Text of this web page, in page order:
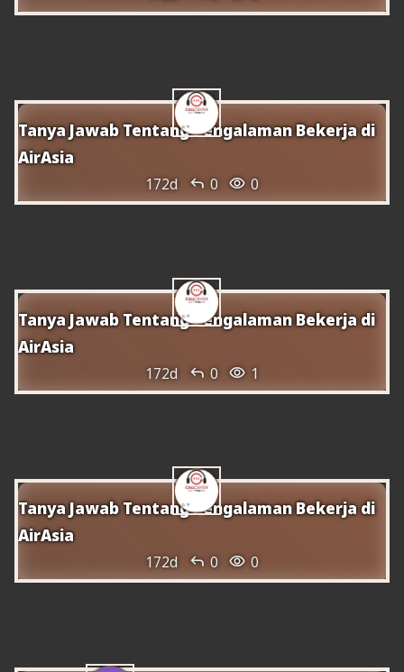
Tanya Jawab Tentang Pengalaman Bekerja di
AirAsia
172d  0  0
Tanya Jawab Tentang Pengalaman Bekerja di
AirAsia
172d  0  1
Tanya Jawab Tentang Pengalaman Bekerja di
AirAsia
172d  0  0